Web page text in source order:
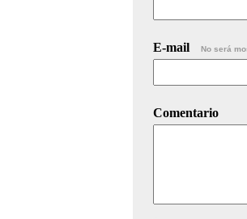
E-mail No será
Comentario